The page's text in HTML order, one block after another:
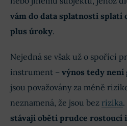
vám do data splatnosti
plus úroky.
Nejedná se však už o spořící
instrument – výnos tedy není
jsou považovány za méně
neznamená, že jsou bez rizika.
stávají obětí prudce rostoucí